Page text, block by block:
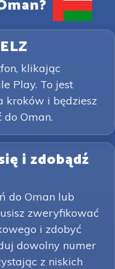
klikając
Play. To jest
kroków i będziesz
Oman.
i zdobądź
do Oman lub
zweryfikować
i zdobyć
dowolny numer
z niskich